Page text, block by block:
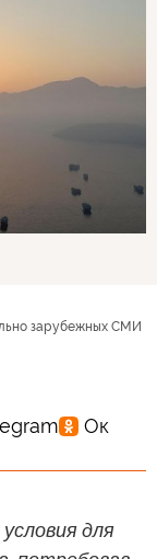
зарубежных СМИ
для